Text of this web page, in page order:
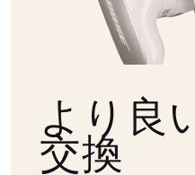
より良
交換